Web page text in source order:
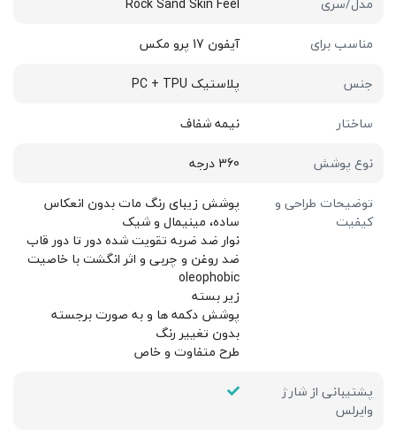
مناسب برای
آیفون 17 پرو مکس
جنس
پلاستیک PC + TPU
ساختار
نیمه شفاف
نوع پوشش
360 درجه
توضیحات طراحی و
کیفیت
پوشش زیبای رنگ مات بدون انعکاس
ساده، مینیمال و شیک
نوار ضد ضربه تقویت شده دور تا دور قاب
ضد روغن و چربی و اثر انگشت با خاصیت
oleophobic
زیر بسته
پوشش دکمه ها و به صورت برجسته
بدون تغییر رنگ
طرح متفاوت و خاص
پشتیبانی از شارژ
وایرلس